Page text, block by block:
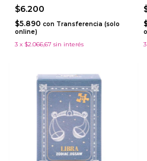
$6.200
$5.890 con Transferencia (solo
online)
3 x $2.066,67 sin interés
3